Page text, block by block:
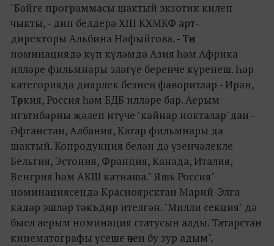
"Бәйге программасы шактый экзотик килеп
чыкты, - дип белдерә XIII КХМКФ арт-
директоры Альбина Нәфыйгова. - Төп
номинациядә күп күләмдә Азия һәм Африка
илләре фильмнары эләгүе беренче күренеш. Һәр
категориядә диярлек безнең фаворитлар - Иран,
Төркия, Россия һәм БДБ илләре бар. Аерым
игътибарны җәлеп итүче "кайнар нокталар"дан -
Әфганстан, Албания, Катар фильмнары да
шактый. Копродукция белән дә үзенчәлекле
Бельгия, Эстония, Франция, Канада, Италия,
Венгрия һәм АКШ катнаша." Яшь Россия"
номинациясендә Красноярсктан Марий-Элга
кадәр эшләр тәкъдир ителгән. "Милли секция" дә
быел аерым номинация статусын алды. Татарстан
кинематографы үсеше өчен бу зур адым".